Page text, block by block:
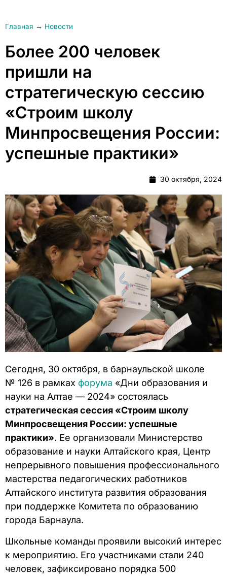
Главная → Новости
Более 200 человек
пришли на
стратегическую сессию
«Строим школу
Минпросвещения России:
успешные практики»
30 октября, 2024
Сегодня, 30 октября, в барнаульской школе
№ 126 в рамках форума «Дни образования и
науки на Алтае — 2024» состоялась
стратегическая сессия «Строим школу
Минпросвещения России: успешные
практики». Ее организовали Министерство
образование и науки Алтайского края, Центр
непрерывного повышения профессионального
мастерства педагогических работников
Алтайского института развития образования
при поддержке Комитета по образованию
города Барнаула.
Школьные команды проявили высокий интерес
к мероприятию. Его участниками стали 240
человек, зафиксировано порядка 500